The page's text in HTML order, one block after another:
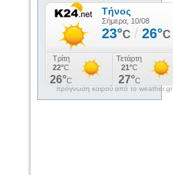
πρόγνωση καιρού από το weather.gr